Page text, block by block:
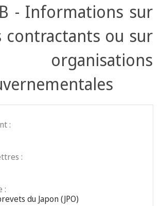
- Informations sur
contractants ou sur
:
:
:
du Japon (JPO)